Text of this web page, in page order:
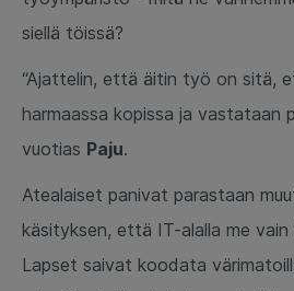
siellä töissä?
“Ajattelin, että äitin työ on sitä,
harmaassa kopissa ja vastataan
vuotias Paju.
Atealaiset panivat parastaan
käsityksen, että IT-alalla me vain
Lapset saivat koodata